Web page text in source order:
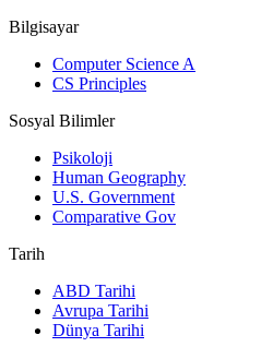
Bilgisayar
Computer Science A
CS Principles
Sosyal Bilimler
Psikoloji
Human Geography
U.S. Government
Comparative Gov
Tarih
ABD Tarihi
Avrupa Tarihi
Dünya Tarihi